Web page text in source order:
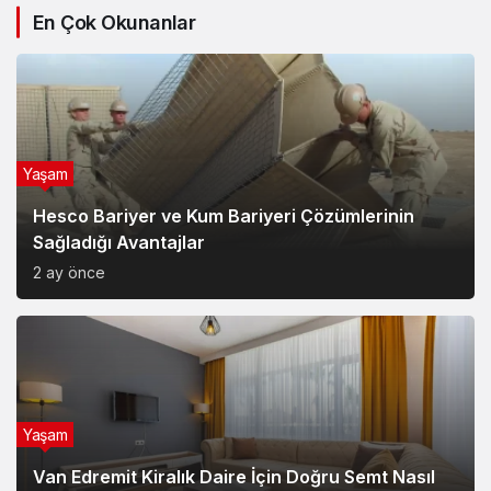
En Çok Okunanlar
Hesco Bariyer ve Kum Bariyeri Çözümlerinin
Sağladığı Avantajlar
2 ay önce
Yaşam
Van Edremit Kiralık Daire İçin Doğru Semt Nasıl
Yaşam